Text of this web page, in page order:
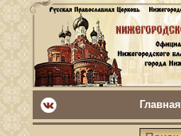
Главная